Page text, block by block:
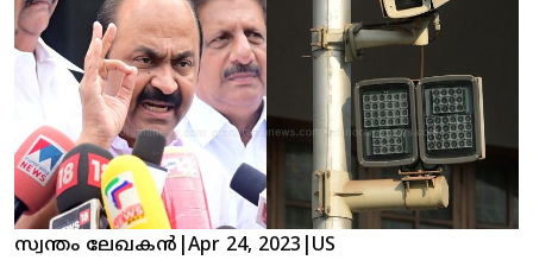
സ്വന്തം ലേഖകൻ Apr 24, 2023 US